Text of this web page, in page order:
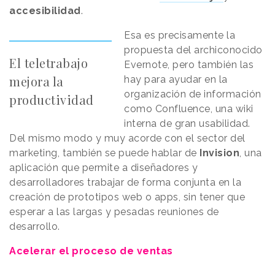
accesibilidad .
El teletrabajo
mejora la
productividad
Esa es precisamente la
propuesta del archiconocido
Evernote, pero también las
hay para ayudar en la
organización de información
como Confluence, una wiki
interna de gran usabilidad.
Del mismo modo y muy acorde con el sector del
marketing, también se puede hablar de Invision, una
aplicación que permite a diseñadores y
desarrolladores trabajar de forma conjunta en la
creación de prototipos web o apps, sin tener que
esperar a las largas y pesadas reuniones de
desarrollo.
Acelerar el proceso de ventas